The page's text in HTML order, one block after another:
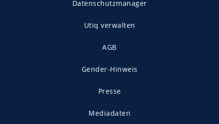
Datenschutzmanager
Utiq verwalten
AGB
Gender-Hinweis
Presse
Mediadaten